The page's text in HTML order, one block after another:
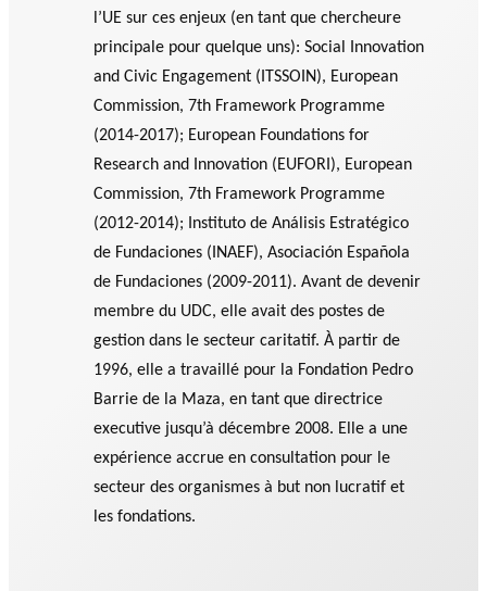
l’UE sur ces enjeux (en tant que chercheure
principale pour quelque uns): Social Innovation
and Civic Engagement (ITSSOIN), European
Commission, 7th Framework Programme
(2014-2017); European Foundations for
Research and Innovation (EUFORI), European
Commission, 7th Framework Programme
(2012-2014); Instituto de Análisis Estratégico
de Fundaciones (INAEF), Asociación Española
de Fundaciones (2009-2011). Avant de devenir
membre du UDC, elle avait des postes de
gestion dans le secteur caritatif. À partir de
1996, elle a travaillé pour la Fondation Pedro
Barrie de la Maza, en tant que directrice
executive jusqu’à décembre 2008. Elle a une
expérience accrue en consultation pour le
secteur des organismes à but non lucratif et
les fondations.